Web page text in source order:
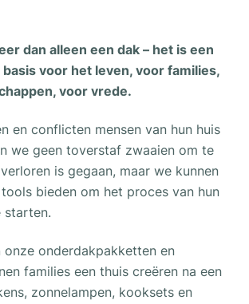
dan alleen een dak – het is een
voor het leven, voor families,
voor vrede.
en conflicten mensen van hun huis
we geen toverstaf zwaaien om te
is gegaan, maar we kunnen
bieden om het proces van hun
starten.
onze onderdakpakketten en
families een thuis creëren na een
zonnelampen, kooksets en